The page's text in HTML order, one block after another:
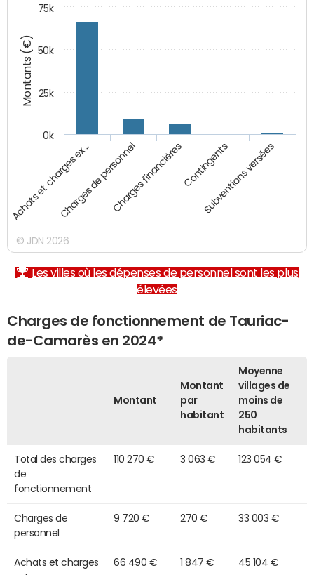
Montants (€)
Achats et charges ex…Charges de personnelCharges financièresContingents
Subventions versées
0k
25k
50k
75k
© JDN 2026
Les villes où les dépenses de personnel sont les plus
élevées
Charges de fonctionnement de Tauriac-
de-Camarès en 2024*
Montant
Montant
par
habitant
Moyenne
villages de
moins de
250
habitants
Total des charges
de
fonctionnement
110 270 € 3 063 € 123 054 €
Charges de
personnel
9 720 € 270 € 33 003 €
Achats et charges
66 490 € 1 847 € 45 104 €